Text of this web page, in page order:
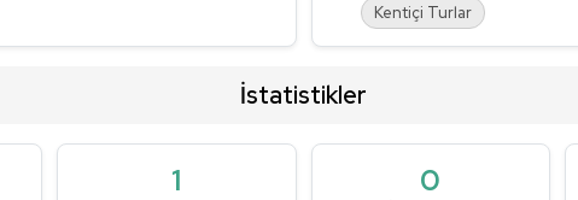
Kentiçi Turlar
İstatistikler
1 0